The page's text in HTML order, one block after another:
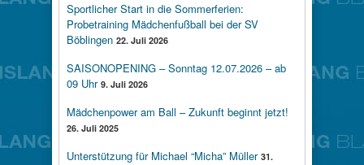
Sportlicher Start in die Sommerferien:
Probetraining Mädchenfußball bei der SV
Böblingen 22. Juli 2026
SAISONOPENING – Sonntag 12.07.2026 – ab
09 Uhr 9. Juli 2026
Mädchenpower am Ball – Zukunft beginnt jetzt!
26. Juli 2025
Unterstützung für Michael “Micha” Müller 31.